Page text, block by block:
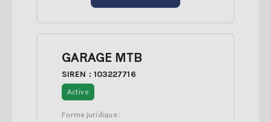
GARAGE MTB
SIREN : 103227716
Active
Forme juridique :